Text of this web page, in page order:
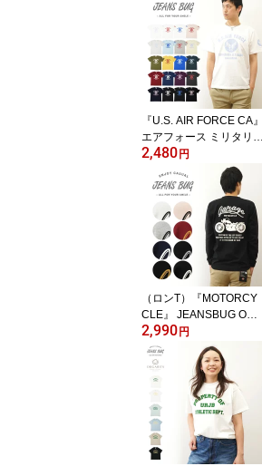
オーバーサイズ 大きいサ
イズ ビッグサイズ対応 X
L 2L XXL 3L オリジナル
ブランド 丸胴 厚手 ティ
ーシャツ おしゃれ 白 黒
アメリカ 空軍 米軍 Air F
orce イカリ 【ST-
HO】
『U.S. AIR FORCE CA』
エアフォース ミリタリー
プリント 半袖 Tシャツ メ
ンズ レディース ゆった
り オーバーサイズ 大き
いサイズ ビッグサイズ対
応 XL 2L XXL 3L オリジ
ナル ブランド 丸胴 厚手
ティーシャツ おしゃれ
白 黒 アメリカ 空軍 米軍
USAF 【ST-CA】
2,480 円
（ロンT）『MOTORCY
CLE』 JEANSBUG ORI
GINAL 長袖 Tシャツ オリ
ジナル バイカー プリン
ト Tシャツ メンズ レディ
ース 大きいサイズ ビッ
グサイズ対応 丸胴 クル
ーネック 袖リブ インナ
ー モーターサイクル ア
メリカン バイク ガレー
ジ 白 黒 【LRT-MOTO
2,990 円